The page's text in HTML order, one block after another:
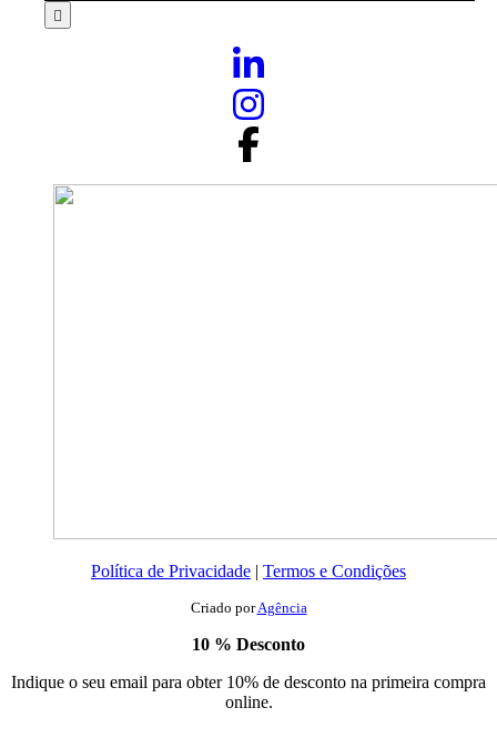
Política de Privacidade | Termos e Condições
Criado porAgência
10 % Desconto
Indique o seu email para obter 10% de desconto na primeira compra
online.